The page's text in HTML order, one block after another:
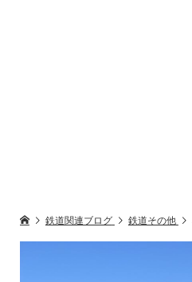
鉄道関連ブログ 鉄道その他